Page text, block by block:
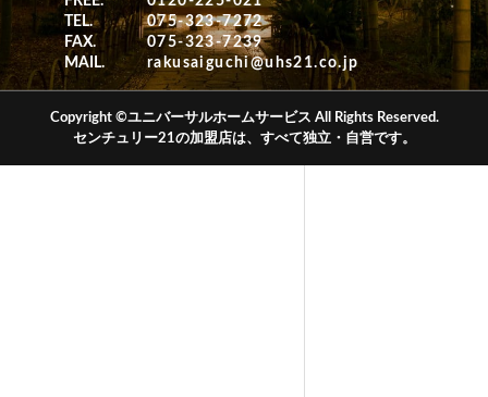
TEL.
075-323-7272
FAX.
075-323-7239
MAIL.
rakusaiguchi@uhs21.co.jp
Copyright ©ユニバーサルホームサービス All Rights Reserved.
センチュリー21の加盟店は、すべて独立・自営です。